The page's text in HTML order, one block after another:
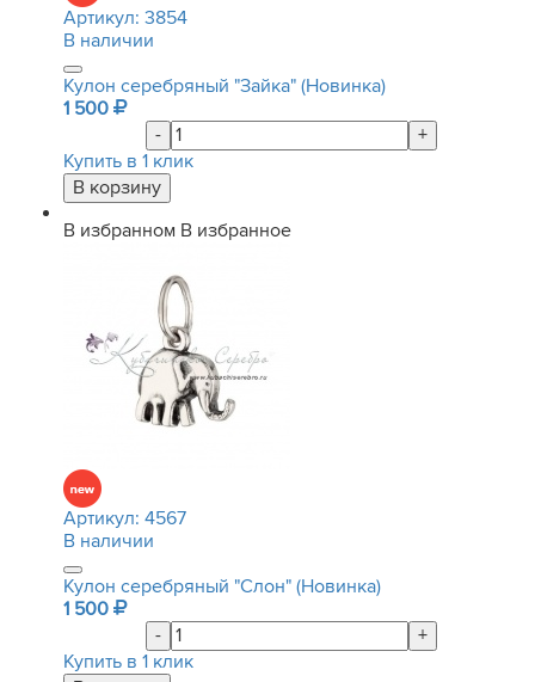
Артикул: 3854
В наличии
Кулон серебряный "Зайка" (Новинка)
1 500
-
+
Купить в 1 клик
В избранном В избранное
Артикул: 4567
В наличии
Кулон серебряный "Слон" (Новинка)
1 500
-
+
Купить в 1 клик